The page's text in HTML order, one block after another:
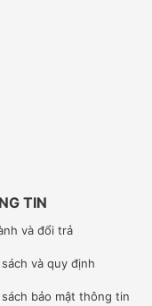
0;width:
khách hàng từ
TIN
và đổi trả
và quy định
bảo mật thông tin